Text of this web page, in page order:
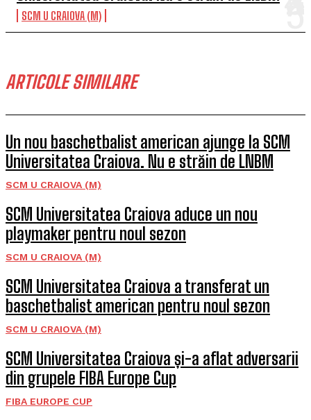
SCM U CRAIOVA (M)
ARTICOLE SIMILARE
Un nou baschetbalist american ajunge la SCM
Universitatea Craiova. Nu e străin de LNBM
SCM U CRAIOVA (M)
SCM Universitatea Craiova aduce un nou
playmaker pentru noul sezon
SCM U CRAIOVA (M)
SCM Universitatea Craiova a transferat un
baschetbalist american pentru noul sezon
SCM U CRAIOVA (M)
SCM Universitatea Craiova și-a aflat adversarii
din grupele FIBA Europe Cup
FIBA EUROPE CUP